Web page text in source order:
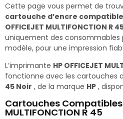
Cette page vous permet de
cartouche d’encre compatible
OFFICEJET MULTIFONCTION R
uniquement des
modèle, pour une impression
L’imprimante HP OFFICEJET
fonctionne avec les cartouches
45 Noir , de la marque HP ,
Cartouches Compatibles
MULTIFONCTION R 45